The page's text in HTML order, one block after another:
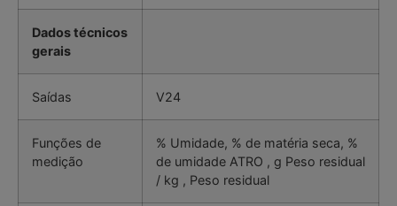
Dados técnicos
gerais
Saídas V24
Funções de
medição
% Umidade, % de matéria seca, %
de umidade ATRO , g Peso residual
/ kg , Peso residual